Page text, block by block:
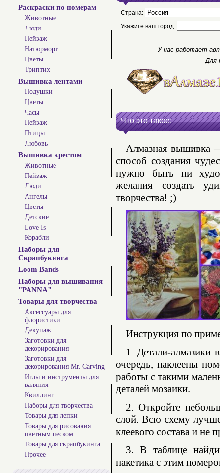
Раскраски по номерам
Животные
Люди
Пейзаж
Натюрморт
Цветы
Триптих
Вышивка лентами
Подушки
Цветы
Часы
Пейзаж
Птицы
Любовь
Вышивка крестом
Животные
Пейзаж
Люди
Ангелы
Цветы
Детские
Love Is
Корабли
Наборы для
Скрапбукинга
Loom Bands
Наборы для вышивания
"PANNA"
Товары для творчества
Аксессуары для
флористики
Декупаж
Заготовки для
декорирования
Заготовки для
декорирования Mr. Carving
Иглы и инструменты для
валяния
Квиллинг
Наборы для творчества
Товары для лепки
Товары для рисования
цветным песком
Товары для скрапбукинга
Прочее
Страна:
Укажите ваш город:
У нас работает
Для
Что это такое:
Алмазная вышивка —
способ создания
нужно быть ни
желания создать
творчества! ;)
Инструкция по
1. Детали-алмазики
очередь, наклеены
работы с такими
деталей мозаики.
2. Откройте
слой. Всю схему
клеевого состава и не
3. В таблице
пакетика с этим